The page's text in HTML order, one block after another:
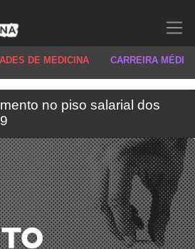
DE MEDICINA CARREIRA
no piso salarial dos